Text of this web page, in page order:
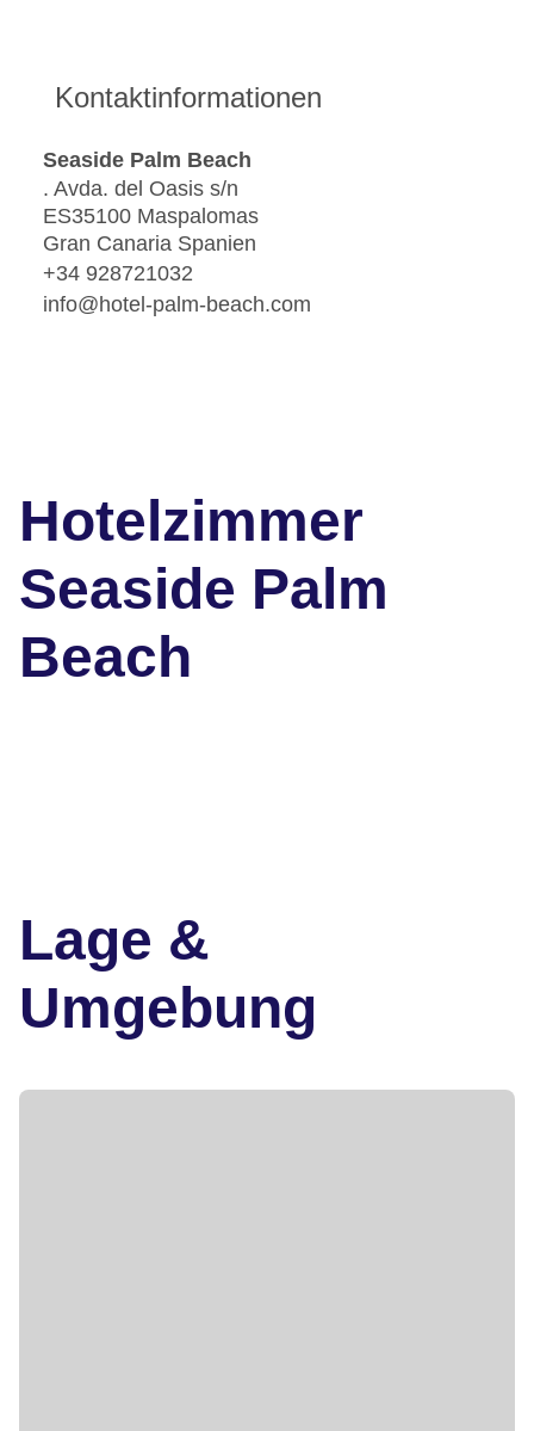
Kontaktinformationen
Seaside Palm Beach
. Avda. del Oasis s/n
ES35100 Maspalomas
Gran Canaria Spanien
+34 928721032
info@hotel-palm-beach.com
Hotelzimmer
Seaside Palm
Beach
Lage &
Umgebung